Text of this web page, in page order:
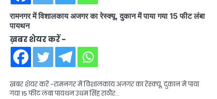
रामनगर में विशालकाय अजगर का रेस्क्यू, दुकान में पाया गया 15 फीट लंबा
पायथन
ख़बर शेयर करें -
ख़बर शेयर करें -रामनगर में विशालकाय अजगर का रेस्क्यू, दुकान में पाया
गया 15 फीट लंबा पायथन उधम सिंह राठौर…